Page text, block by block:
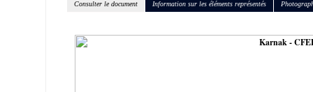
Consulter le document Information sur les éléments représentés